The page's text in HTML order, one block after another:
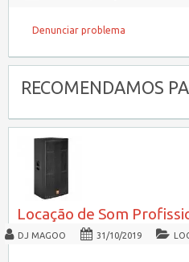
Denunciar problema
RECOMENDAMOS
Locação de Som
DJ MAGOO 31/10/2019